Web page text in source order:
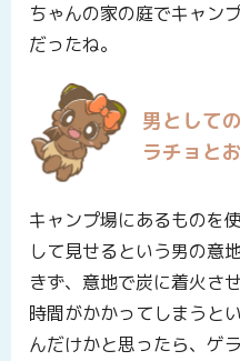
ちゃんの家の庭でキャン
だったね。
男として
ラチョと
キャンプ場にあるものを
して見せるという男の意
きず、意地で炭に着火さ
時間がかかってしまうと
んだけかと思ったら、ゲ